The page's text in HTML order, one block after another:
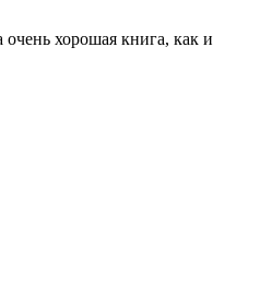
хорошая книга, как и